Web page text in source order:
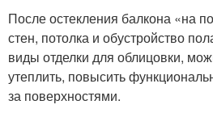
После остекления балкона «на
стен, потолка и обустройство
виды отделки для облицовки,
утеплить, повысить
за поверхностями.